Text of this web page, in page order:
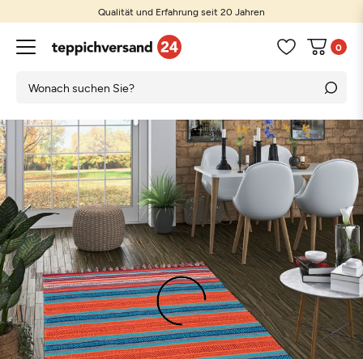
Qualität und Erfahrung seit 20 Jahren
0